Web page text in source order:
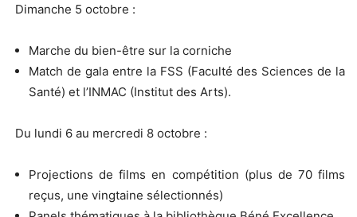
Dimanche 5 octobre :
Marche du bien-être sur la corniche
Match de gala entre la FSS (Faculté des Sciences de la
Santé) et l’INMAC (Institut des Arts).
Du lundi 6 au mercredi 8 octobre :
Projections de films en compétition (plus de 70 films
reçus, une vingtaine sélectionnés)